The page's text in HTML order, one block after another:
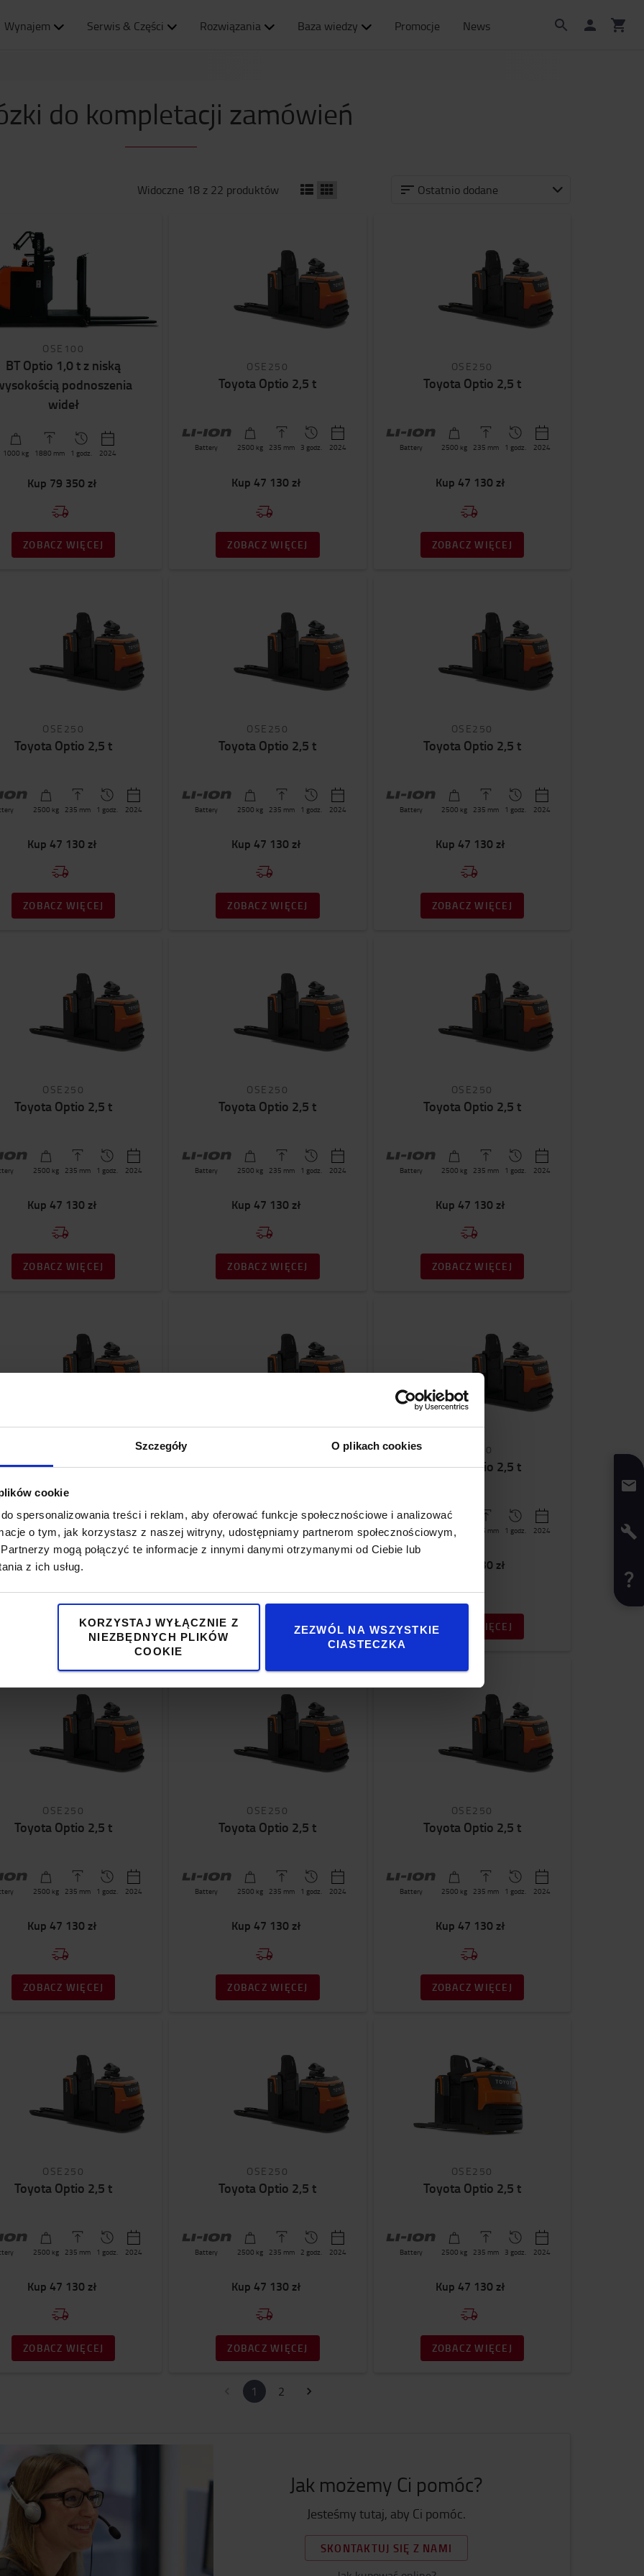
Szczegóły O plikach cookies
cookie
spersonalizowania treści i reklam, aby oferować funkcje społecznościowe i analizować
o tym, jak korzystasz z naszej witryny, udostępniamy partnerom społecznościowym,
mogą połączyć te informacje z innymi danymi otrzymanymi od Ciebie lub
z ich usług.
KORZYSTAJ WYŁĄCZNIE Z
NIEZBĘDNYCH PLIKÓW
COOKIE
ZEZWÓL NA WSZYSTKIE
CIASTECZKA
Wynajem Serwis & Części Rozwiązania Baza wiedzy Promocje News
do kompletacji zamówień
Widoczne 18 z 22 produktów Ostatnio dodane
OSE100
BT Optio 1,0 t z niską
podnoszenia
wideł
1000 kg 1880 mm 1 godz. 2024
Kup 79 350 zł
ZOBACZ WIĘCEJ
OSE250
Toyota Optio 2,5 t
Battery 2500 kg 235 mm 3 godz. 2024
Kup 47 130 zł
ZOBACZ WIĘCEJ
OSE250
Toyota Optio 2,5 t
Battery 2500 kg 235 mm 1 godz. 2024
Kup 47 130 zł
ZOBACZ WIĘCEJ
OSE250
Toyota Optio 2,5 t
2500 kg 235 mm 1 godz. 2024
Kup 47 130 zł
ZOBACZ WIĘCEJ
OSE250
Toyota Optio 2,5 t
Battery 2500 kg 235 mm 1 godz. 2024
Kup 47 130 zł
ZOBACZ WIĘCEJ
OSE250
Toyota Optio 2,5 t
Battery 2500 kg 235 mm 1 godz. 2024
Kup 47 130 zł
ZOBACZ WIĘCEJ
OSE250
Toyota Optio 2,5 t
2500 kg 235 mm 1 godz. 2024
Kup 47 130 zł
ZOBACZ WIĘCEJ
OSE250
Toyota Optio 2,5 t
Battery 2500 kg 235 mm 1 godz. 2024
Kup 47 130 zł
ZOBACZ WIĘCEJ
OSE250
Toyota Optio 2,5 t
Battery 2500 kg 235 mm 1 godz. 2024
Kup 47 130 zł
ZOBACZ WIĘCEJ
Toyota Optio 2,5 t
2500kg 235 mm 2 godz. 2024
Kup47 130 zł
ZOBACZ WIĘCEJ
Toyota Optio 2,5 t
Battery 2500kg 235mm 1 godz. 2024
ZOBACZ WIĘCEJ
OSE250
Toyota Optio 2,5 t
Battery 2500 235 mm 1 godz. 2024
47 130 zł
ZOBACZ WIĘCEJ
OSE250
Toyota Optio 2,5 t
2500 kg 235 mm 1 godz. 2024
Kup 47 130 zł
ZOBACZ WIĘCEJ
OSE250
Toyota Optio 2,5 t
Battery 2500 kg 235 mm 1 godz. 2024
Kup 47 130 zł
ZOBACZ WIĘCEJ
OSE250
Toyota Optio 2,5 t
Battery 2500 kg 235 mm 1 godz. 2024
Kup 47 130 zł
ZOBACZ WIĘCEJ
OSE250
Toyota Optio 2,5 t
2500 kg 235 mm 1 godz. 2024
Kup 47 130 zł
ZOBACZ WIĘCEJ
OSE250
Toyota Optio 2,5 t
Battery 2500 kg 235 mm 2 godz. 2024
Kup 47 130 zł
ZOBACZ WIĘCEJ
OSE250
Toyota Optio 2,5 t
Battery 2500 kg 235 mm 3 godz. 2024
Kup 47 130 zł
ZOBACZ WIĘCEJ
1 2
Jak możemy Ci pomóc?
Jesteśmy tutaj, aby Ci pomóc.
SKONTAKTUJ SIĘ Z NAMI